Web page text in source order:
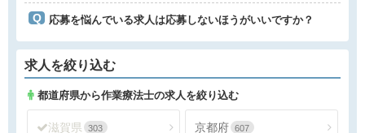
応募を悩んでいる求人は応募しないほうがいいですか？
求人を絞り込む
都道府県から作業療法士の求人を絞り込む
滋賀県 303 京都府 607